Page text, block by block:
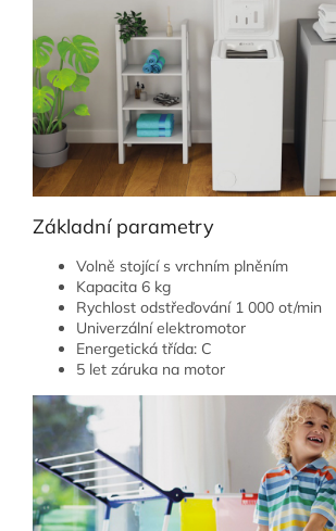
Základní parametry
Volně stojící s vrchním plněním
Kapacita 6 kg
Rychlost odstřeďování 1 000 ot/min
Univerzální elektromotor
Energetická třída: C
5 let záruka na motor